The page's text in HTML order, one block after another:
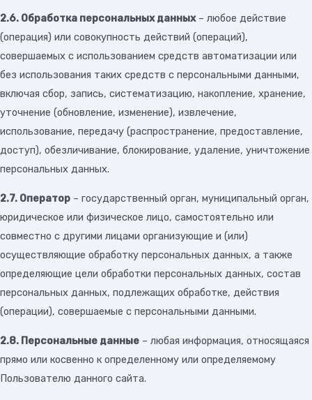
2.6. Обработка персональных данных– любое действие
(операция) или совокупность действий (операций),
совершаемых с использованием средств автоматизации или
без использования таких средств с персональными данными,
включая сбор, запись, систематизацию, накопление, хранение,
уточнение (обновление, изменение), извлечение,
использование, передачу (распространение, предоставление,
доступ), обезличивание, блокирование, удаление, уничтожение
персональных данных.
2.7. Оператор – государственный орган, муниципальный орган,
юридическое или физическое лицо, самостоятельно или
совместно с другими лицами организующие и (или)
осуществляющие обработку персональных данных, а также
определяющие цели обработки персональных данных, состав
персональных данных, подлежащих обработке, действия
(операции), совершаемые с персональными данными.
2.8. Персональные данные – любая информация, относящаяся
прямо или косвенно к определенному или определяемому
Пользователю данного сайта.